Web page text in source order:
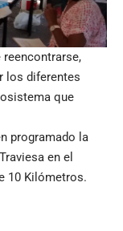
reencontrarse,
los diferentes
que
programado la
en el
10 Kilómetros.